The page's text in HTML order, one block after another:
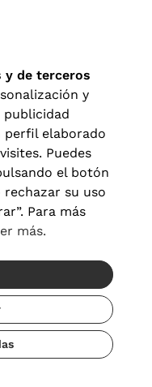
y condiciones
de cookies
España
y de terceros
y
perfil elaborado
Puedes
el botón
rechazar su uso
Para más
más.